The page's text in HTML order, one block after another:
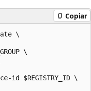
Copiar
\
\
id $REGISTRY_ID \